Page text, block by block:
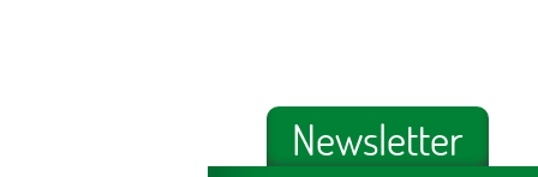
Newsletter